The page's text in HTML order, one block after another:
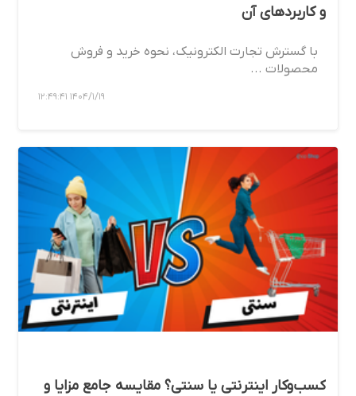
و کاربردهای آن
با گسترش تجارت الکترونیک، نحوه خرید و فروش
محصولات ...
1404/1/19 12:49:41
کسب‌وکار اینترنتی یا سنتی؟ مقایسه جامع مزایا و